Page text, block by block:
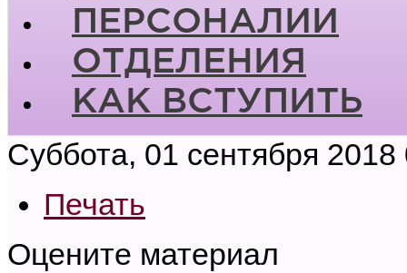
ПЕРСОНАЛИИ
ОТДЕЛЕНИЯ
КАК ВСТУПИТЬ
Суббота, 01 сентября 2018
Печать
Оцените материал